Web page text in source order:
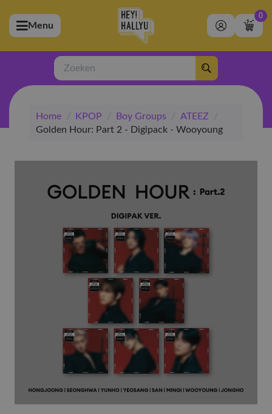
(Artiesten)
(Merchandise)
(Exclusive)
(Winkel)
Menu
0
Zoeken
Home / KPOP / Boy Groups / ATEEZ
/
Golden Hour: Part 2 - Digipack - Wooyoung